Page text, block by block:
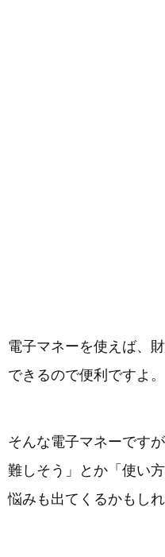
電子マネーを使えば、
できるので便利ですよ。
そんな電子マネーです
難しそう」とか「使い
悩みも出てくるかもしれ